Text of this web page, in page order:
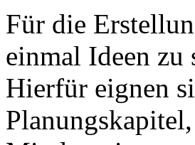
Für die
einmal Ideen
Hierfür eignen